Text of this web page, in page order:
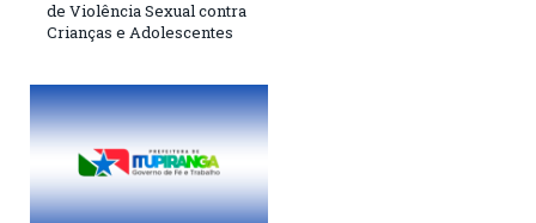
de Violência Sexual contra
Crianças e Adolescentes